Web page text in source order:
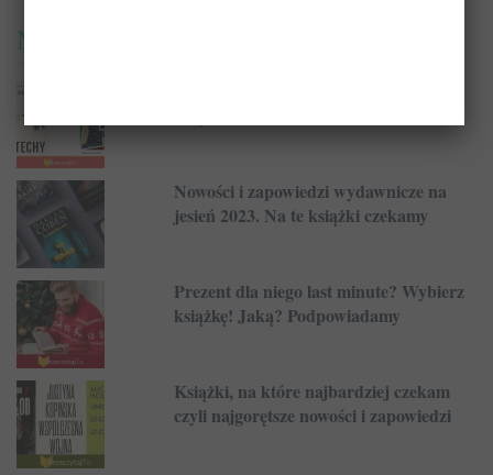
Najnowsze
Nowości i zapowiedzi wydawnicze na
jesień 2023. Na te książki czekamy
Prezent dla niego last minute? Wybierz
książkę! Jaką? Podpowiadamy
Książki, na które najbardziej czekam
czyli najgorętsze nowości i zapowiedzi